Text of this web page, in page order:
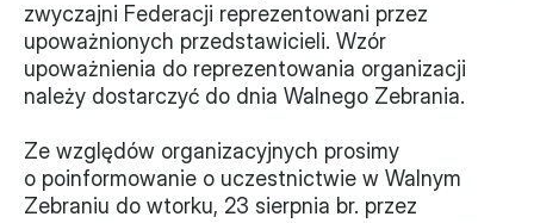
Sprawy
Forum Dobrego Prawa
Certyfikat
zwyczajni Federacji reprezentowani przez
upoważnionych przedstawicieli. Wzór
upoważnienia do reprezentowania organizacji
należy dostarczyć do dnia Walnego Zebrania.
Ze względów organizacyjnych prosimy
o poinformowanie o uczestnictwie w Walnym
Zebraniu do wtorku, 23 sierpnia br. przez